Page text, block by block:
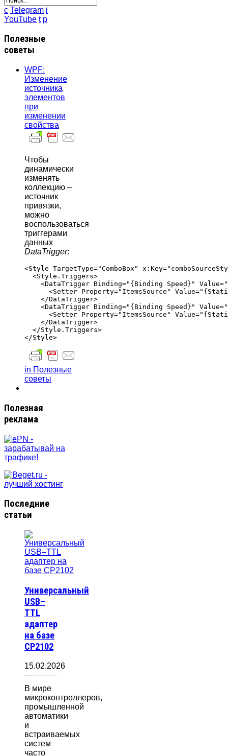
c Telegram i
YouTube t p
Полезные
советы
WPF:
Изменение
источника
элементов
при
изменении
свойства
Чтобы
динамически
изменять
коллекцию –
источник
привязки,
можно
воспользоваться
триггерами
данных
DataTrigger:
<Style TargetType="ComboBox"
  <Style.Triggers>
<DataTrigger Binding="{Binding Speed}"
<Setter Property="ItemsSource"
    </DataTrigger>
<DataTrigger Binding="{Binding Speed}"
<Setter Property="ItemsSource"
    </DataTrigger>
  </Style.Triggers>
in Полезные
советы
Полезная
реклама
Последние
статьи
Универсальный
USB–
TTL
адаптер
на базе
CP2102
15.02.2026
В мире
микроконтроллеров,
промышленной
автоматики
и
встраиваемых
систем
часто